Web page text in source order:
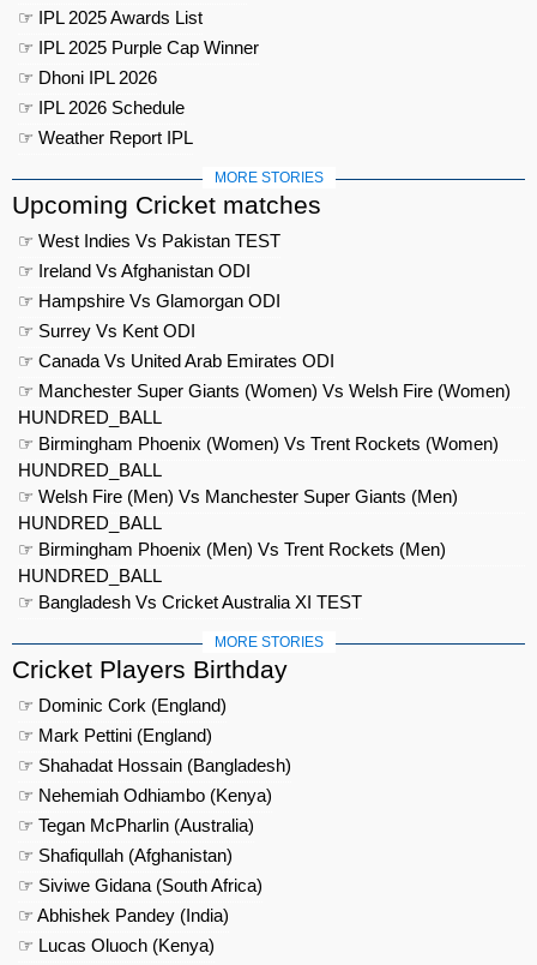
☞ IPL 2025 Awards List
☞ IPL 2025 Purple Cap Winner
☞ Dhoni IPL 2026
☞ IPL 2026 Schedule
☞ Weather Report IPL
MORE STORIES
Upcoming Cricket matches
☞ West Indies Vs Pakistan TEST
☞ Ireland Vs Afghanistan ODI
☞ Hampshire Vs Glamorgan ODI
☞ Surrey Vs Kent ODI
☞ Canada Vs United Arab Emirates ODI
☞ Manchester Super Giants (Women) Vs Welsh Fire (Women)
HUNDRED_BALL
☞ Birmingham Phoenix (Women) Vs Trent Rockets (Women)
HUNDRED_BALL
☞ Welsh Fire (Men) Vs Manchester Super Giants (Men)
HUNDRED_BALL
☞ Birmingham Phoenix (Men) Vs Trent Rockets (Men)
HUNDRED_BALL
☞ Bangladesh Vs Cricket Australia XI TEST
MORE STORIES
Cricket Players Birthday
☞ Dominic Cork (England)
☞ Mark Pettini (England)
☞ Shahadat Hossain (Bangladesh)
☞ Nehemiah Odhiambo (Kenya)
☞ Tegan McPharlin (Australia)
☞ Shafiqullah (Afghanistan)
☞ Siviwe Gidana (South Africa)
☞ Abhishek Pandey (India)
☞ Lucas Oluoch (Kenya)